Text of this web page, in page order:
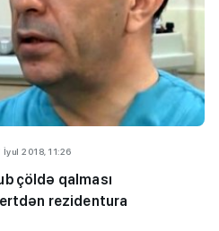
İyul 2018, 11:26
çöldə qalması
rezidentura